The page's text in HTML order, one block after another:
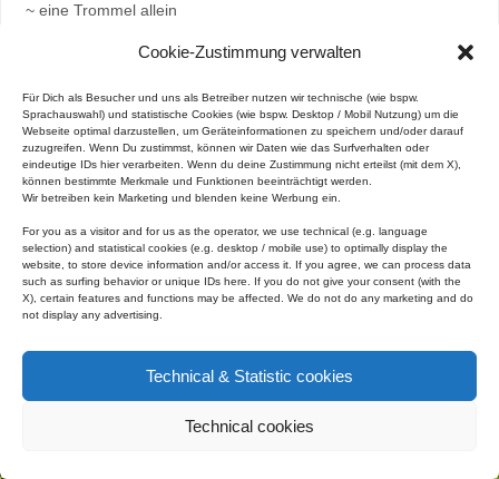
Cookie-Zustimmung verwalten
Für Dich als Besucher und uns als Betreiber nutzen wir technische (wie bspw.
Sprachauswahl) und statistische Cookies (wie bspw. Desktop / Mobil Nutzung) um die
Webseite optimal darzustellen, um Geräteinformationen zu speichern und/oder darauf
zuzugreifen. Wenn Du zustimmst, können wir Daten wie das Surfverhalten oder
eindeutige IDs hier verarbeiten. Wenn du deine Zustimmung nicht erteilst (mit dem X),
können bestimmte Merkmale und Funktionen beeinträchtigt werden.
Wir betreiben kein Marketing und blenden keine Werbung ein.
For you as a visitor and for us as the operator, we use technical (e.g. language
selection) and statistical cookies (e.g. desktop / mobile use) to optimally display the
website, to store device information and/or access it.
If you agree, we can process data
such as surfing behavior or unique IDs here.
If you do not give your consent (with the
X), certain features and functions may be affected.
We do not do any marketing and do
not display any advertising.
Technical & Statistic cookies
Technical cookies
~ eine Trommel allein
Wurzeln der Erde.
Über das Bild kommt Ihr zu weiteren Informationen zum
PRÄSENTIERT VONPARABOLA&WORDPRESS.